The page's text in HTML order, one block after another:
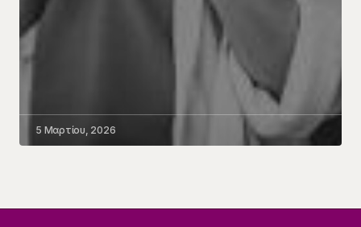
5 Μαρτίου, 2026